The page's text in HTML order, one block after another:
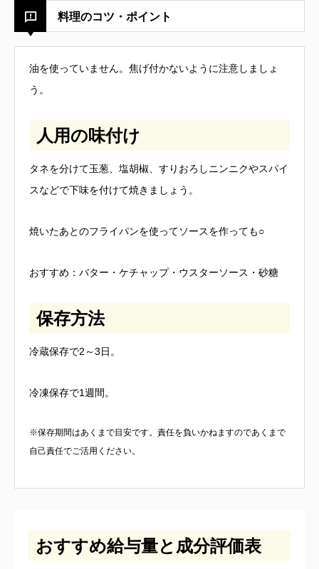
料理のコツ・ポイント
油を使っていません。焦げ付かないように注意しましょ
う。
人用の味付け
タネを分けて玉葱、塩胡椒、すりおろしニンニクやスパイ
スなどで下味を付けて焼きましょう。
焼いたあとのフライパンを使ってソースを作っても○
おすすめ：バター・ケチャップ・ウスターソース・砂糖
保存方法
冷蔵保存で2～3日。
冷凍保存で1週間。
※保存期間はあくまで目安です。責任を負いかねますのであくまで
自己責任でご活用ください。
おすすめ給与量と成分評価表